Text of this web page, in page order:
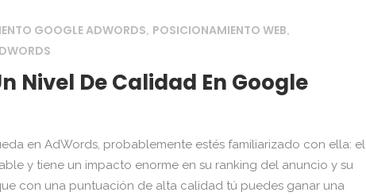
GOOGLE ADWORDS, POSICIONAMIENTO WEB,
Nivel De Calidad En Google
en AdWords, probablemente estés familiarizado con ella: el
y tiene un impacto enorme en su ranking del anuncio y su
con una puntuación de alta calidad tú puedes ganar una